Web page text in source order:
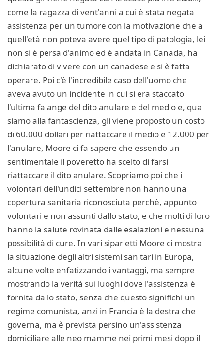
come la ragazza di vent'anni a cui è stata negata
assistenza per un tumore con la motivazione che a
quell'età non poteva avere quel tipo di patologia, lei
non si è persa d'animo ed è andata in Canada, ha
dichiarato di vivere con un canadese e si è fatta
operare. Poi c'è l'incredibile caso dell'uomo che
aveva avuto un incidente in cui si era staccato
l'ultima falange del dito anulare e del medio e, qua
siamo alla fantascienza, gli viene proposto un costo
di 60.000 dollari per riattaccare il medio e 12.000 per
l'anulare, Moore ci fa sapere che essendo un
sentimentale il poveretto ha scelto di farsi
riattaccare il dito anulare. Scopriamo poi che i
volontari dell'undici settembre non hanno una
copertura sanitaria riconosciuta perchè, appunto
volontari e non assunti dallo stato, e che molti di loro
hanno la salute rovinata dalle esalazioni e nessuna
possibilità di cure. In vari siparietti Moore ci mostra
la situazione degli altri sistemi sanitari in Europa,
alcune volte enfatizzando i vantaggi, ma sempre
mostrando la verità sui luoghi dove l'assistenza è
fornita dallo stato, senza che questo significhi un
regime comunista, anzi in Francia è la destra che
governa, ma è prevista persino un'assistenza
domiciliare alle neo mamme nei primi mesi dopo il